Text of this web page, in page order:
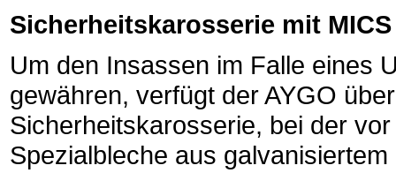
Sicherheitskarosserie mit
Um den Insassen im Falle eines
gewähren, verfügt der AYGO
Sicherheitskarosserie, bei der
Spezialbleche aus